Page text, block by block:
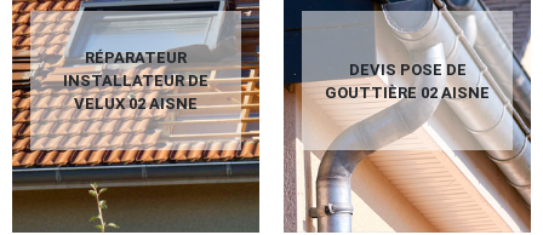
RÉPARATEUR
INSTALLATEUR DE
VELUX 02 AISNE
DEVIS POSE DE
GOUTTIÈRE 02 AISNE